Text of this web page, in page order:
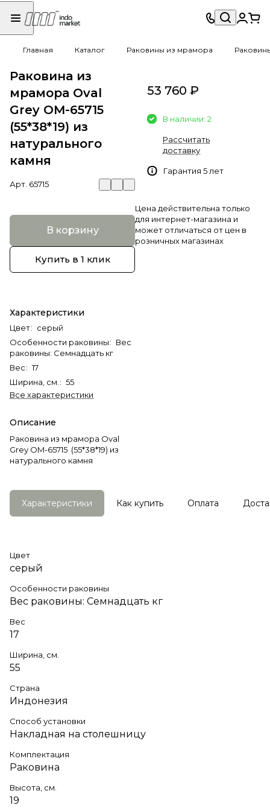
Главная Каталог Раковины из мрамора
Раковина из
мрамора Oval
Grey OM-65715
(55*38*19) из
натурального
камня
Арт. 65715
В корзину
Купить в 1 клик
Характеристики
Цвет: серый
Особенности раковины: Вес
раковины: Семнадцать кг
Вес: 17
Ширина, см. : 55
Все характеристики
Описание
Раковина из мрамора Oval
Grey OM-65715 (55*38*19) из
натурального камня
53 760 ₽
В наличии: 2
Рассчитать
доставку
Гарантия 5 лет
Цена действительна только
для интернет-магазина и
может отличаться от цен в
розничных магазинах
Характеристики Как купить Оплата
Цвет
серый
Особенности раковины
Вес раковины: Семнадцать кг
Вес
17
Ширина, см.
55
Страна
Индонезия
Способ установки
Накладная на столешницу
Комплектация
Раковина
Высота, см.
19